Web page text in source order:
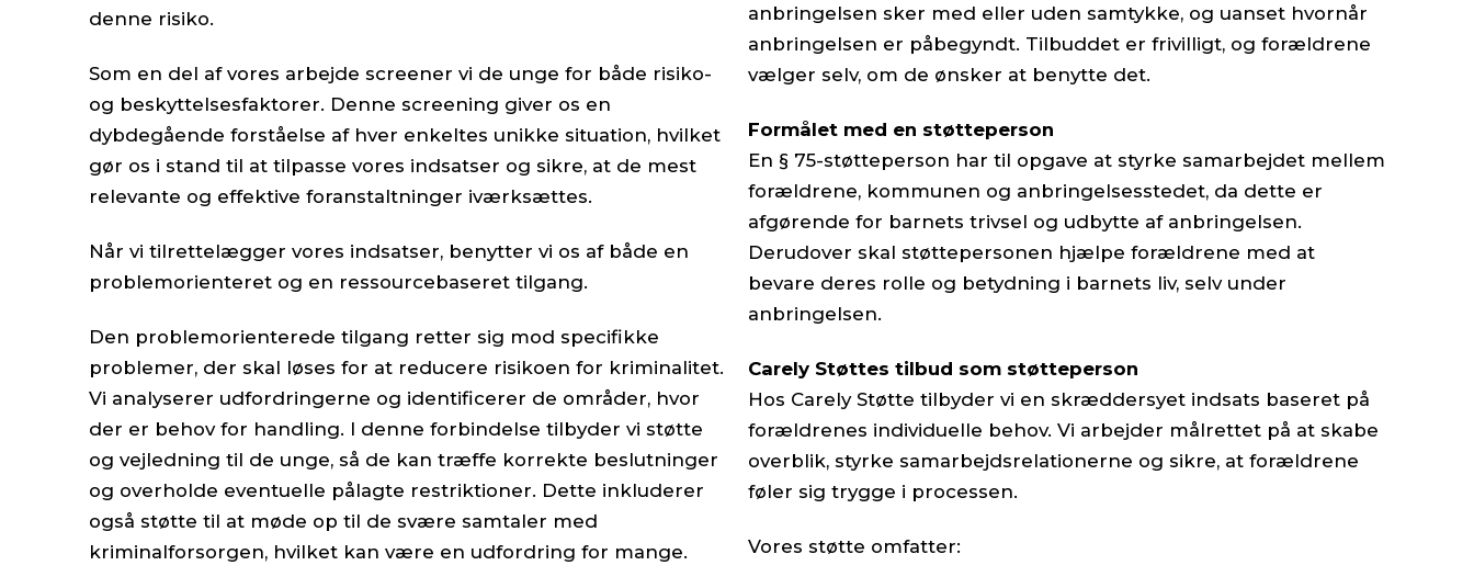
denne risiko.
Som en del af vores arbejde screener vi de unge for både risiko-
og beskyttelsesfaktorer. Denne screening giver os en
dybdegående forståelse af hver enkeltes unikke situation, hvilket
gør os i stand til at tilpasse vores indsatser og sikre, at de mest
relevante og effektive foranstaltninger iværksættes.
Når vi tilrettelægger vores indsatser, benytter vi os af både en
problemorienteret og en ressourcebaseret tilgang.
Den problemorienterede tilgang retter sig mod specifikke
problemer, der skal løses for at reducere risikoen for kriminalitet.
Vi analyserer udfordringerne og identificerer de områder, hvor
der er behov for handling. I denne forbindelse tilbyder vi støtte
og vejledning til de unge, så de kan træffe korrekte beslutninger
og overholde eventuelle pålagte restriktioner. Dette inkluderer
også støtte til at møde op til de svære samtaler med
kriminalforsorgen, hvilket kan være en udfordring for mange.
anbringelsen sker med eller uden samtykke, og uanset hvornår
anbringelsen er påbegyndt. Tilbuddet er frivilligt, og forældrene
vælger selv, om de ønsker at benytte det.
Formålet med en støtteperson
En § 75-støtteperson har til opgave at styrke samarbejdet mellem
forældrene, kommunen og anbringelsesstedet, da dette er
afgørende for barnets trivsel og udbytte af anbringelsen.
Derudover skal støttepersonen hjælpe forældrene med at
bevare deres rolle og betydning i barnets liv, selv under
anbringelsen.
Carely Støttes tilbud som støtteperson
Hos Carely Støtte tilbyder vi en skræddersyet indsats baseret på
forældrenes individuelle behov. Vi arbejder målrettet på at skabe
overblik, styrke samarbejdsrelationerne og sikre, at forældrene
føler sig trygge i processen.
Vores støtte omfatter: